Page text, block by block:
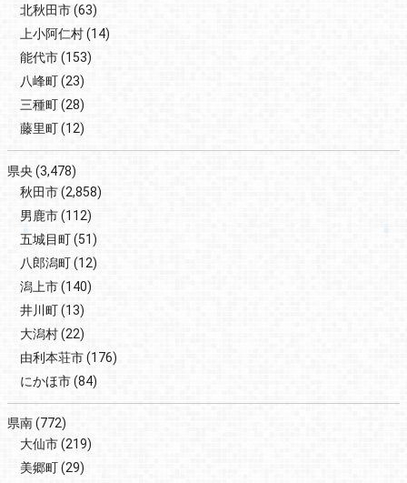
北秋田市(63)
上小阿仁村(14)
能代市(153)
八峰町(23)
三種町(28)
藤里町(12)
県央(3,478)
秋田市(2,858)
男鹿市(112)
五城目町(51)
八郎潟町(12)
潟上市(140)
井川町(13)
大潟村(22)
由利本荘市(176)
にかほ市(84)
県南(772)
大仙市(219)
美郷町(29)